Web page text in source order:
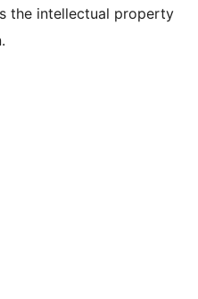
the intellectual property